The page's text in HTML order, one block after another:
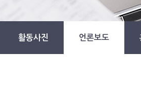
활동사진 언론보도